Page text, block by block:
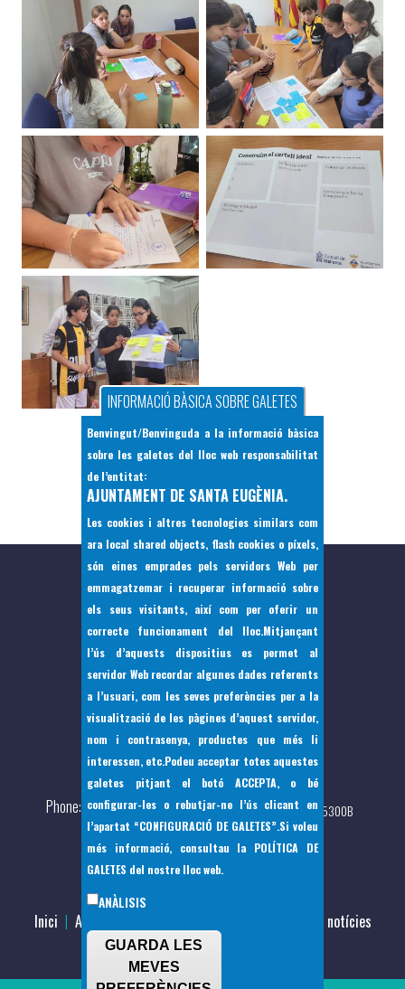
menu
Inici Ajuntament Totes les notícies
Pça Bernat de Santa Eugènia, 7 07142
Phone (+34) 971 144397 - Fax: (+34)971 144 217 - CIF: P0705300B
INFORMACIÓ BÀSICA SOBRE GALETES
Benvingut/Benvinguda a la informació bàsica
sobre les galetes del lloc web responsabilitat
de l’entitat:
AJUNTAMENT DE SANTA EUGÈNIA.
Les cookies i altres tecnologies similars com
ara local shared objects, flash cookies o píxels,
són eines emprades pels servidors Web per
emmagatzemar i recuperar informació sobre
els seus visitants, així com per oferir un
correcte funcionament del lloc.Mitjançant
l’ús d’aquests dispositius es permet al
servidor Web recordar algunes dades referents
a l’usuari, com les seves preferències per a la
visualització de les pàgines d’aquest servidor,
nom i contrasenya, productes que més li
interessen, etc.Podeu acceptar totes aquestes
galetes pitjant el botó ACCEPTA, o bé
configurar-les o rebutjar-ne l’ús clicant en
l’apartat “CONFIGURACIÓ DE GALETES”.Si voleu
més informació, consultau la POLÍTICA DE
GALETES del nostre lloc web.
ANÀLISIS
GUARDA LES
MEVES